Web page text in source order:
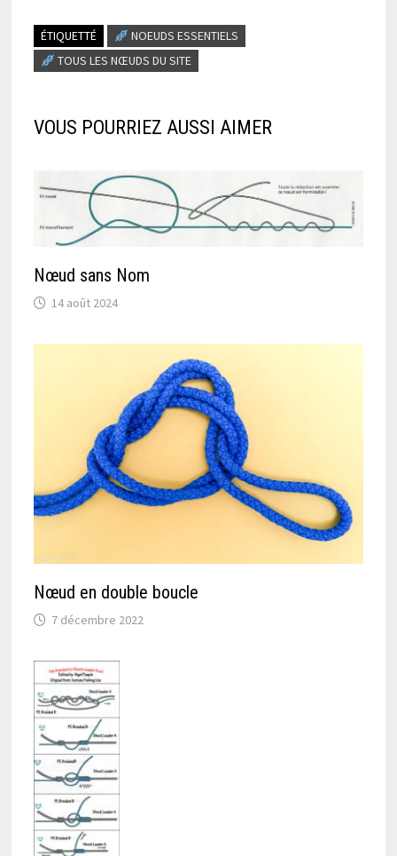
ÉTIQUETTÉ
NOEUDS ESSENTIELS
TOUS LES NŒUDS DU SITE
VOUS POURRIEZ AUSSI AIMER
Nœud sans Nom
14 août 2024
Nœud en double boucle
7 décembre 2022